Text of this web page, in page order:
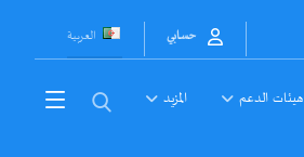
العربية حسابي
هيئات الدعم المزيد